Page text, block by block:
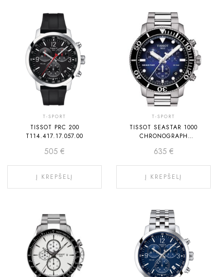
T-SPORT
TISSOT PRC 200
T114.417.17.057.00
505 €
Į KREPŠELĮ
T-SPORT
TISSOT SEASTAR 1000
CHRONOGRAPH
635 €
Į KREPŠELĮ